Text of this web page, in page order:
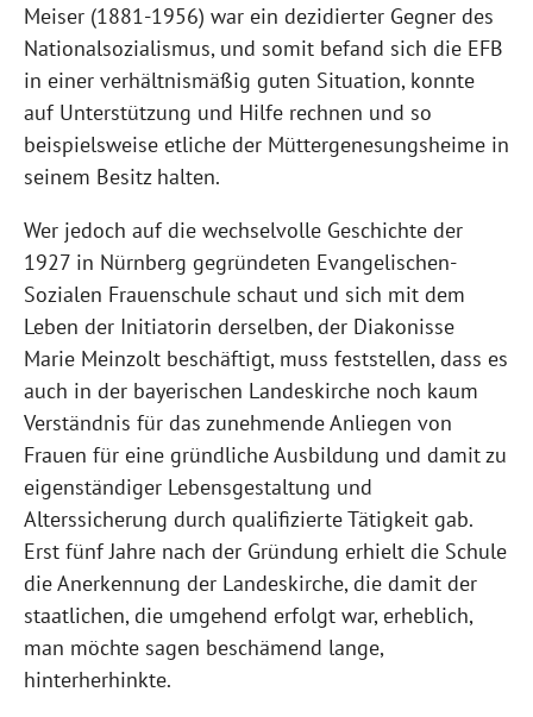
Meiser (1881-1956) war ein dezidierter Gegner des
Nationalsozialismus, und somit befand sich die EFB
in einer verhältnismäßig guten Situation, konnte
auf Unterstützung und Hilfe rechnen und so
beispielsweise etliche der Müttergenesungsheime in
seinem Besitz halten.
Wer jedoch auf die wechselvolle Geschichte der
1927 in Nürnberg gegründeten Evangelischen-
Sozialen Frauenschule schaut und sich mit dem
Leben der Initiatorin derselben, der Diakonisse
Marie Meinzolt beschäftigt, muss feststellen, dass es
auch in der bayerischen Landeskirche noch kaum
Verständnis für das zunehmende Anliegen von
Frauen für eine gründliche Ausbildung und damit zu
eigenständiger Lebensgestaltung und
Alterssicherung durch qualifizierte Tätigkeit gab.
Erst fünf Jahre nach der Gründung erhielt die Schule
die Anerkennung der Landeskirche, die damit der
staatlichen, die umgehend erfolgt war, erheblich,
man möchte sagen beschämend lange,
hinterherhinkte.